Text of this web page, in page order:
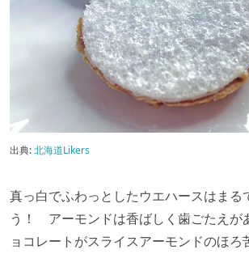
出典:北海道Likers
真っ白でふわっとしたウエハースはまる
う！ アーモンドは香ばしく歯ごたえが
ョコレートがスライスアーモンドのほろ